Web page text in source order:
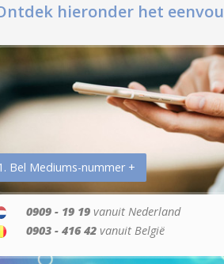
hieronder het
Bel Mediums-nummer +
0909 - 19 19 vanuit Nederland
0903 - 416 42 vanuit België